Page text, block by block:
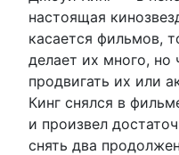
настоящая
касается фильмов,
делает их много, но
продвигать их или
Кинг снялся в
и произвел
снять два